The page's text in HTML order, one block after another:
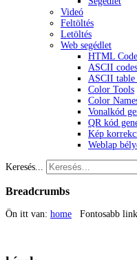
Videó
Feltöltés
Letöltés
Web segédlet
HTML
ASCII
ASCII table
Color Tools
Color
Vonalkód
QR kód
Kép
Weblap
Keresés...
Breadcrumbs
Ön itt van: home Fontosabb